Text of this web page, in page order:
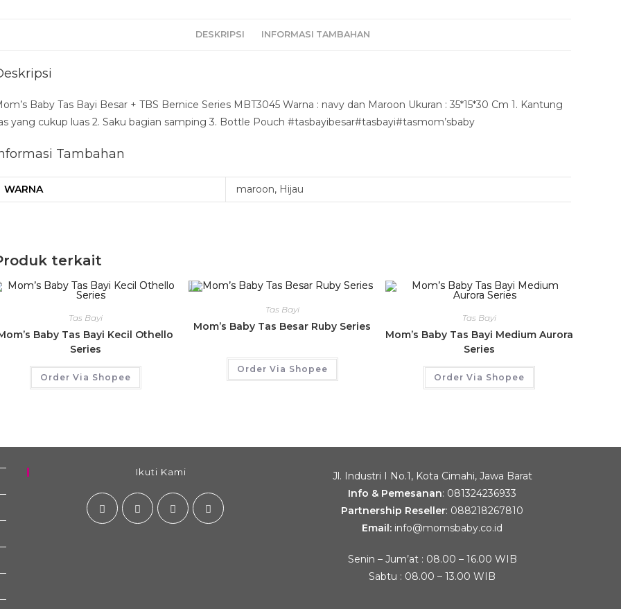
DESKRIPSI INFORMASI TAMBAHAN
Baby Tas Bayi Besar + TBS Bernice Series MBT3045 Warna : navy dan Maroon Ukuran : 35*15*30 Cm 1. Kantung
yang cukup luas 2. Saku bagian samping 3. Bottle Pouch #tasbayibesar#tasbayi#tasmom’sbaby
Tambahan
WARNA maroon, Hijau
terkait
Tas Bayi
Baby Tas Bayi Kecil Othello
Series
Order Via Shopee
Tas Bayi
Mom’s Baby Tas Besar Ruby Series
Order Via Shopee
Tas Bayi
Mom’s Baby Tas Bayi Medium Aurora
Series
Order Via Shopee
Ikuti Kami
Jl. Industri I No.1, Kota Cimahi, Jawa Barat
Info & Pemesanan: 081324236933
Partnership Reseller: 088218267810
Email: info@momsbaby.co.id
Senin – Jum’at : 08.00 – 16.00 WIB
Sabtu : 08.00 – 13.00 WIB